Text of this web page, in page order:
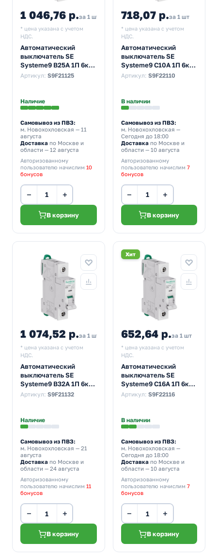
1 046,76 р.за 1 шт
* цена указана с учетом
НДС.
Автоматический
выключатель SE
Systeme9 В25А 1П 6кА
(автомат
Артикул: S9F21125
Наличие
Самовывоз из ПВЗ:
м. Новохохловская — 11
августа
Доставка по Москве и
области — 12 августа
Авторизованному
пользователю начислим 10
бонусов
− +
В корзину
718,07 р.за 1 шт
* цена указана с учетом
НДС.
Автоматический
выключатель SE
Systeme9 С10А 1П 6кА
(автомат
Артикул: S9F22110
В наличии
Самовывоз из ПВЗ:
м. Новохохловская —
Сегодня до 18:00
Доставкапо Москве и
области — 10 августа
Авторизованному
пользователю начислим 7
бонусов
− +
В корзину
1 074,52 р.за 1 шт
* цена указана с учетом
НДС.
Автоматический
выключатель SE
Systeme9 В32А 1П 6кА
(автомат
Артикул: S9F21132
Наличие
Самовывоз из ПВЗ:
м. Новохохловская — 21
августа
Доставка по Москве и
области — 24 августа
Авторизованному
пользователю начислим 11
бонусов
− +
В корзину
Хит
652,64 р.за 1 шт
* цена указана с учетом
НДС.
Автоматический
выключатель SE
Systeme9 С16А 1П 6кА
(автомат
Артикул: S9F22116
В наличии
Самовывоз из ПВЗ:
м. Новохохловская —
Сегодня до 18:00
Доставкапо Москве и
области — 10 августа
Авторизованному
пользователю начислим 7
бонусов
− +
В корзину